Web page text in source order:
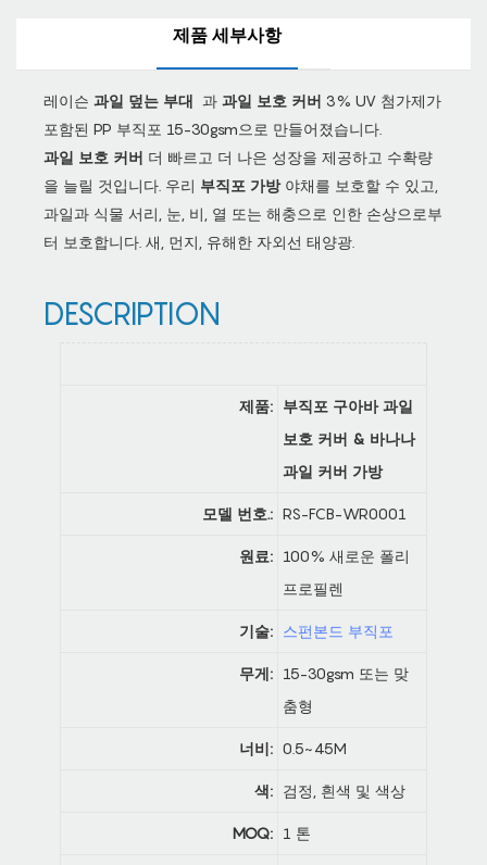
제품 세부사항
레이슨 과일 덮는 부대 과 과일 보호 커버 3% UV 첨가제가
포함된 PP 부직포 15-30gsm으로 만들어졌습니다.
과일 보호 커버 더 빠르고 더 나은 성장을 제공하고 수확량
을 늘릴 것입니다. 우리 부직포 가방 야채를 보호할 수 있고,
과일과 식물 서리, 눈, 비, 열 또는 해충으로 인한 손상으로부
터 보호합니다. 새, 먼지, 유해한 자외선 태양광.
DESCRIPTION
제품: 부직포 구아바 과일
보호 커버 & 바나나
과일 커버 가방
모델 번호.: RS-FCB-WR0001
원료: 100% 새로운 폴리
프로필렌
기술: 스펀본드 부직포
무게: 15-30gsm 또는 맞
춤형
너비: 0.5~45M
색: 검정, 흰색 및 색상
MOQ: 1 톤